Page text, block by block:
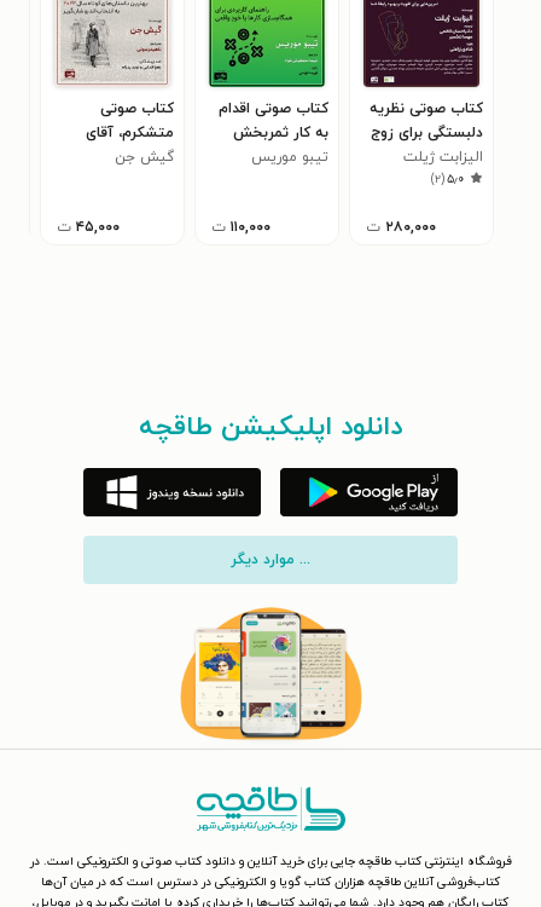
کتاب صوتی نظریه
دلبستگی برای زوج‌
ها
الیزابت ژیلت
۵٫۰(۲)
۲۸۰,۰۰۰ ت
کتاب صوتی اقدام
به کار ثمربخش
تیبو موریس
۱۱۰,۰۰۰ ت
کتاب صوتی
متشکرم، آقای
نیکسون!
گیش جن
۴۵,۰۰۰ ت
دانلود اپلیکیشن طاقچه
... موارد دیگر
فروشگاه اینترنتی کتاب طاقچه جایی برای خرید آنلاین و دانلود کتاب صوتی و الکترونیکی است. در
کتاب‌فروشی آنلاین طاقچه هزاران کتاب گویا و الکترونیکی در دسترس است که در میان آن‌ها
کتاب رایگان هم وجود دارد. شما می‌توانید کتاب‌ها را خریداری کرده یا امانت بگیرید و در موبایل،